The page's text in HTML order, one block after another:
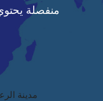
مدينة